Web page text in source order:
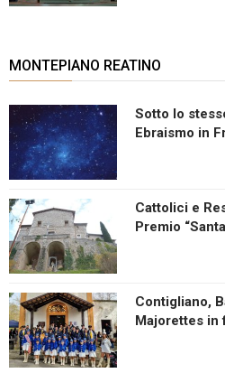
MONTEPIANO REATINO
Sotto lo
Ebraismo in
Cattolici e
Premio
Contigliano,
Majorettes in